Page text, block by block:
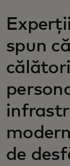
spun
de